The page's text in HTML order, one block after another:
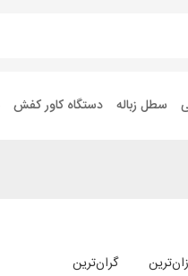
سطل زباله دستگاه کاور کفش
گران‌ترین